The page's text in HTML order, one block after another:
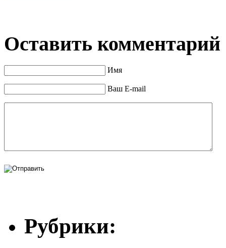
Оставить комментарий
Имя
Ваш E-mail
Рубрики: